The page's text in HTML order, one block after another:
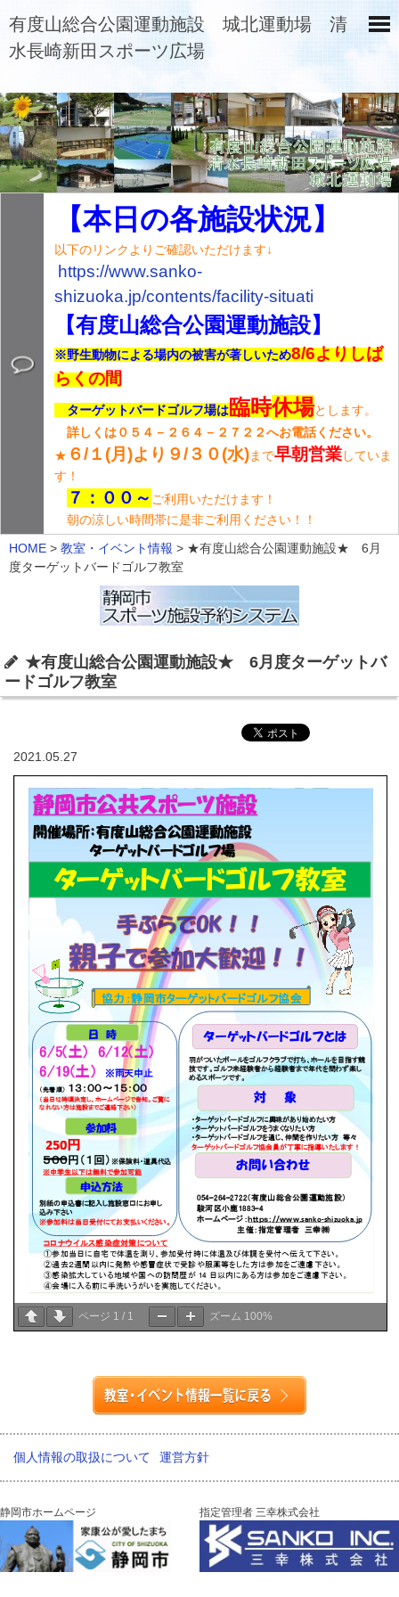
有度山総合公園運動施設 城北運動場 清
水長崎新田スポーツ広場
【本日の各施設状況】
以下のリンクよりご確認いただけます↓
https://www.sanko-
shizuoka.jp/contents/facility-situati
【有度山総合公園運動施設】
※野生動物による場内の被害が著しいため8/6よりしば
らくの間
ターゲットバードゴルフ場は臨時休場とします。
詳しくは０５４－２６４－２７２２へお電話ください。
★ ６/１(月)より９/３０(水)まで早朝営業していま
す！
７：００～ ご利用いただけます！
朝の涼しい時間帯に是非ご利用ください！！
HOME > 教室・イベント情報 > ★有度山総合公園運動施設★ 6月
度ターゲットバードゴルフ教室
★有度山総合公園運動施設★ 6月度ターゲットバ
ードゴルフ教室
2021.05.27
ページ 1 / 1 ズーム 100%
個人情報の取扱について 運営方針
静岡市ホームページ 指定管理者 三幸株式会社